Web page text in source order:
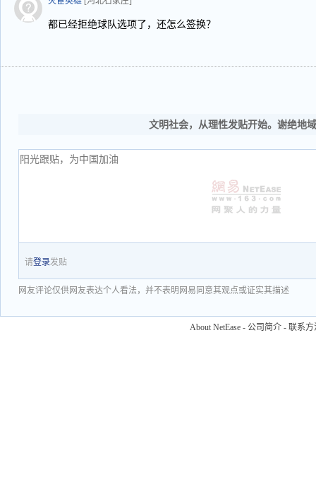
都已经拒绝球队选项了，还怎么签换？
文明社会，从理性发贴开始。谢绝地
请登录发贴
网友评论仅供网友表达个人看法，并不表明网易同意其观点或证实其描述
About NetEase - 公司简介 - 联系方